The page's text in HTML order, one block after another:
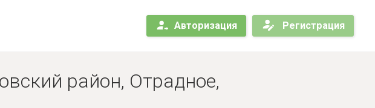
Авторизация Регистрация
район, Отрадное,